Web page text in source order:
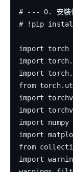
# --- 0. 安裝
# !pip
import torch
import
import
from
import
import
import numpy
import
from
import